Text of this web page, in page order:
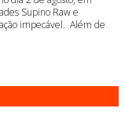
Supino Raw e
impecável. Além de